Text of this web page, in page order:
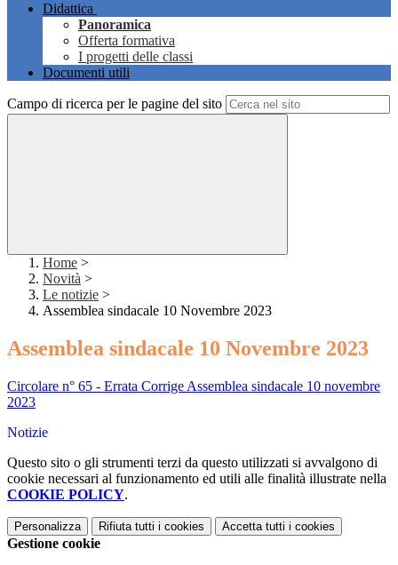
Didattica
Panoramica
Offerta formativa
I progetti delle classi
Documenti utili
Campo di ricerca per le pagine del sito
Home >
Novità >
Le notizie >
Assemblea sindacale 10 Novembre 2023
Assemblea sindacale 10 Novembre 2023
Circolare n° 65 - Errata Corrige Assemblea sindacale 10 novembre
2023
Notizie
Questo sito o gli strumenti terzi da questo utilizzati si avvalgono di
cookie necessari al funzionamento ed utili alle finalità illustrate nella
COOKIE POLICY.
Personalizza Rifiuta tutti i cookies Accetta tutti i cookies
Gestione cookie